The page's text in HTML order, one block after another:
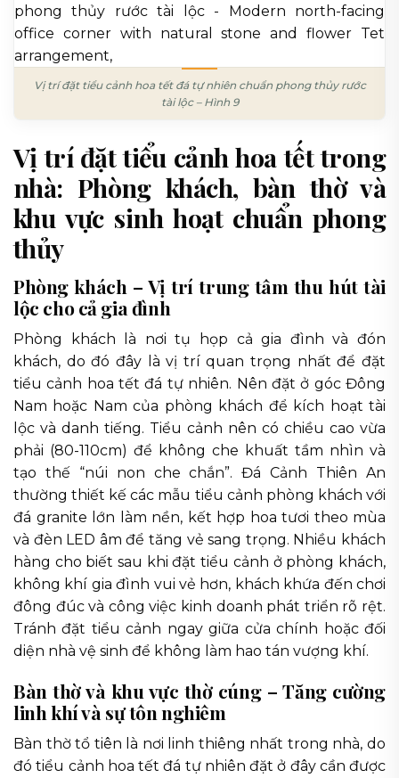
Vị trí đặt tiểu cảnh hoa tết đá tự nhiên chuẩn phong thủy rước
tài lộc – Hình 9
Vị trí đặt tiểu cảnh hoa tết trong
nhà: Phòng khách, bàn thờ và
khu vực sinh hoạt chuẩn phong
thủy
Phòng khách – Vị trí trung tâm thu hút tài
lộc cho cả gia đình
Phòng khách là nơi tụ họp cả gia đình và đón
khách, do đó đây là vị trí quan trọng nhất để đặt
tiểu cảnh hoa tết đá tự nhiên. Nên đặt ở góc Đông
Nam hoặc Nam của phòng khách để kích hoạt tài
lộc và danh tiếng. Tiểu cảnh nên có chiều cao vừa
phải (80-110cm) để không che khuất tầm nhìn và
tạo thế “núi non che chắn”. Đá Cảnh Thiên An
thường thiết kế các mẫu tiểu cảnh phòng khách với
đá granite lớn làm nền, kết hợp hoa tươi theo mùa
và đèn LED âm để tăng vẻ sang trọng. Nhiều khách
hàng cho biết sau khi đặt tiểu cảnh ở phòng khách,
không khí gia đình vui vẻ hơn, khách khứa đến chơi
đông đúc và công việc kinh doanh phát triển rõ rệt.
Tránh đặt tiểu cảnh ngay giữa cửa chính hoặc đối
diện nhà vệ sinh để không làm hao tán vượng khí.
Bàn thờ và khu vực thờ cúng – Tăng cường
linh khí và sự tôn nghiêm
Bàn thờ tổ tiên là nơi linh thiêng nhất trong nhà, do
đó tiểu cảnh hoa tết đá tự nhiên đặt ở đây cần được